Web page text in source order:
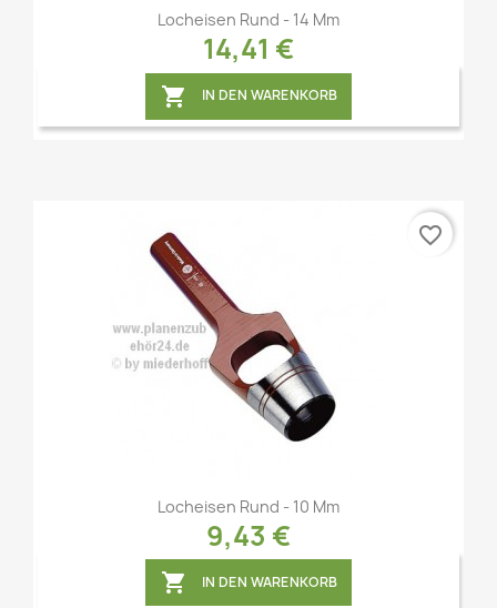
Vorschau
Locheisen Rund - 14 Mm
14,41 €
 IN DEN WARENKORB
Vorschau
Locheisen Rund - 10 Mm
9,43 €
 IN DEN WARENKORB
favorite_border